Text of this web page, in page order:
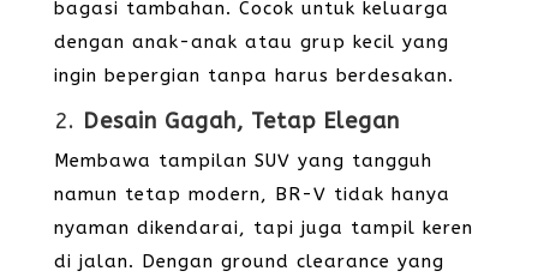
bagasi tambahan. Cocok untuk keluarga
dengan anak-anak atau grup kecil yang
ingin bepergian tanpa harus berdesakan.
2. Desain Gagah, Tetap Elegan
Membawa tampilan SUV yang tangguh
namun tetap modern, BR-V tidak hanya
nyaman dikendarai, tapi juga tampil keren
di jalan. Dengan ground clearance yang